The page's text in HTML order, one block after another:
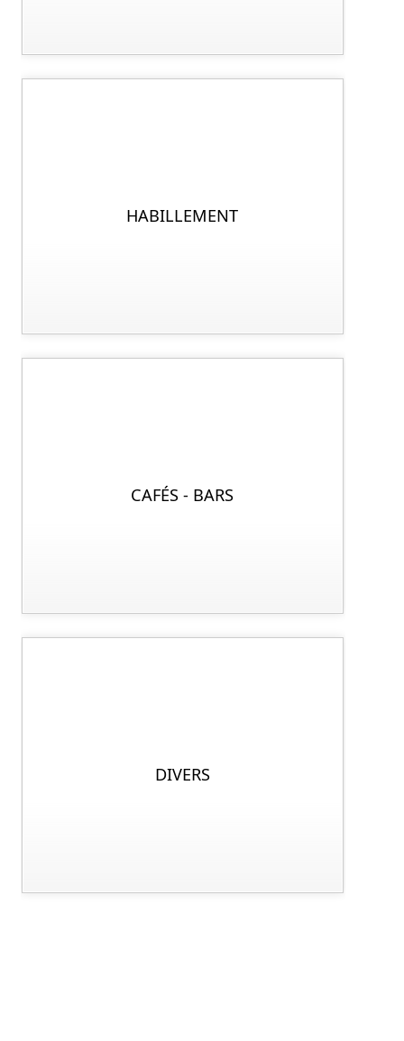
HABILLEMENT
CAFÉS - BARS
DIVERS